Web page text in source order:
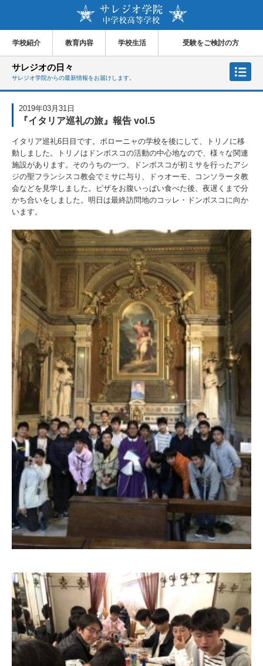
学校紹介 教育内容 学校生活 受験をご検討の方
サレジオの日々
サレジオ学院からの最新情報をお届けします。
2019年03月31日
『イタリア巡礼の旅』報告 vol.5
イタリア巡礼6日目です。ボローニャの学校を後にして、トリノに移
動しました。トリノはドンボスコの活動の中心地なので、様々な関連
施設があります。そのうちの一つ、ドンボスコが初ミサを行ったアシ
ジの聖フランシスコ教会でミサに与り、ドゥオーモ、コンソラータ教
会などを見学しました。ピザをお腹いっぱい食べた後、夜遅くまで分
かち合いをしました。明日は最終訪問地のコッレ・ドンボスコに向か
います。